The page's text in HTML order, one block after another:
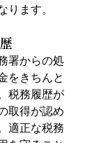
ります。
署からの処
をきちんと
税務履歴が
取得が認め
適正な税務